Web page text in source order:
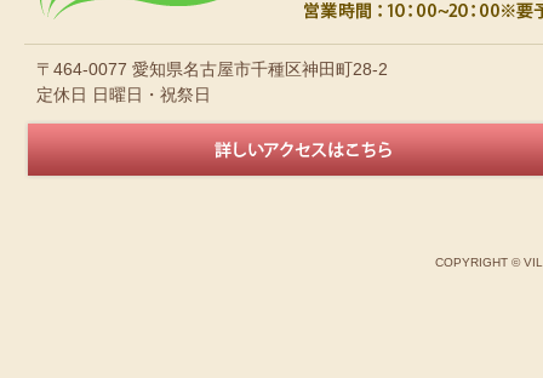
〒464-0077 愛知県名古屋市千種区神田町28-2
定休日 日曜日・祝祭日
COPYRIGHT ©